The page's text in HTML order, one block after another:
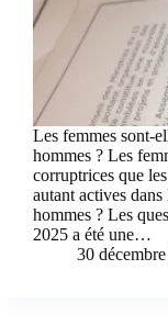
Les femmes sont-
hommes ? Les
corruptrices que
autant actives
hommes ? Les
2025 a été une…
30